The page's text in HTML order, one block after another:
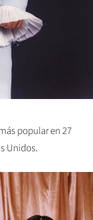
popular en 27
Unidos.